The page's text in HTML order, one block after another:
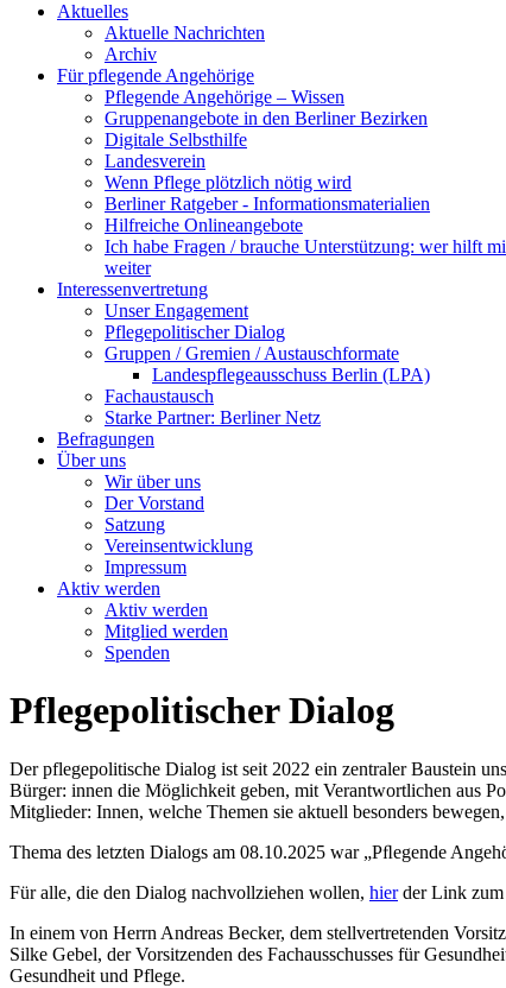
Aktuelles
Aktuelle Nachrichten
Archiv
Für pflegende Angehörige
Pflegende Angehörige – Wissen
Gruppenangebote in den Berliner Bezirken
Digitale Selbsthilfe
Landesverein
Wenn Pflege plötzlich nötig wird
Berliner Ratgeber - Informationsmaterialien
Hilfreiche Onlineangebote
Ich habe Fragen / brauche Unterstützung: wer hilft
weiter
Interessenvertretung
Unser Engagement
Pflegepolitischer Dialog
Gruppen / Gremien / Austauschformate
Landespflegeausschuss Berlin (LPA)
Fachaustausch
Starke Partner: Berliner Netz
Befragungen
Über uns
Wir über uns
Der Vorstand
Satzung
Vereinsentwicklung
Impressum
Aktiv werden
Aktiv werden
Mitglied werden
Spenden
Pflegepolitischer Dialog
Der pflegepolitische Dialog ist seit 2022 ein zentraler Baustein
Bürger: innen die Möglichkeit geben, mit Verantwortlichen aus
Mitglieder: Innen, welche Themen sie aktuell besonders
Thema des letzten Dialogs am 08.10.2025 war „Pﬂegende
Für alle, die den Dialog nachvollziehen wollen, hier der Link
In einem von Herrn Andreas Becker, dem stellvertretenden
Silke Gebel, der Vorsitzenden des Fachausschusses für
Gesundheit und Pflege.